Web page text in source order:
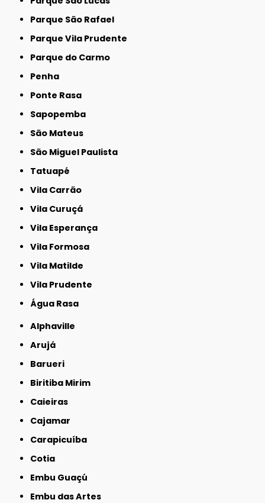
Parque São Rafael
Parque Vila Prudente
Parque do Carmo
Penha
Ponte Rasa
Sapopemba
São Mateus
São Miguel Paulista
Tatuapé
Vila Carrão
Vila Curuçá
Vila Esperança
Vila Formosa
Vila Matilde
Vila Prudente
Água Rasa
Alphaville
Arujá
Barueri
Biritiba Mirim
Caieiras
Cajamar
Carapicuíba
Cotia
Embu Guaçú
Embu das Artes